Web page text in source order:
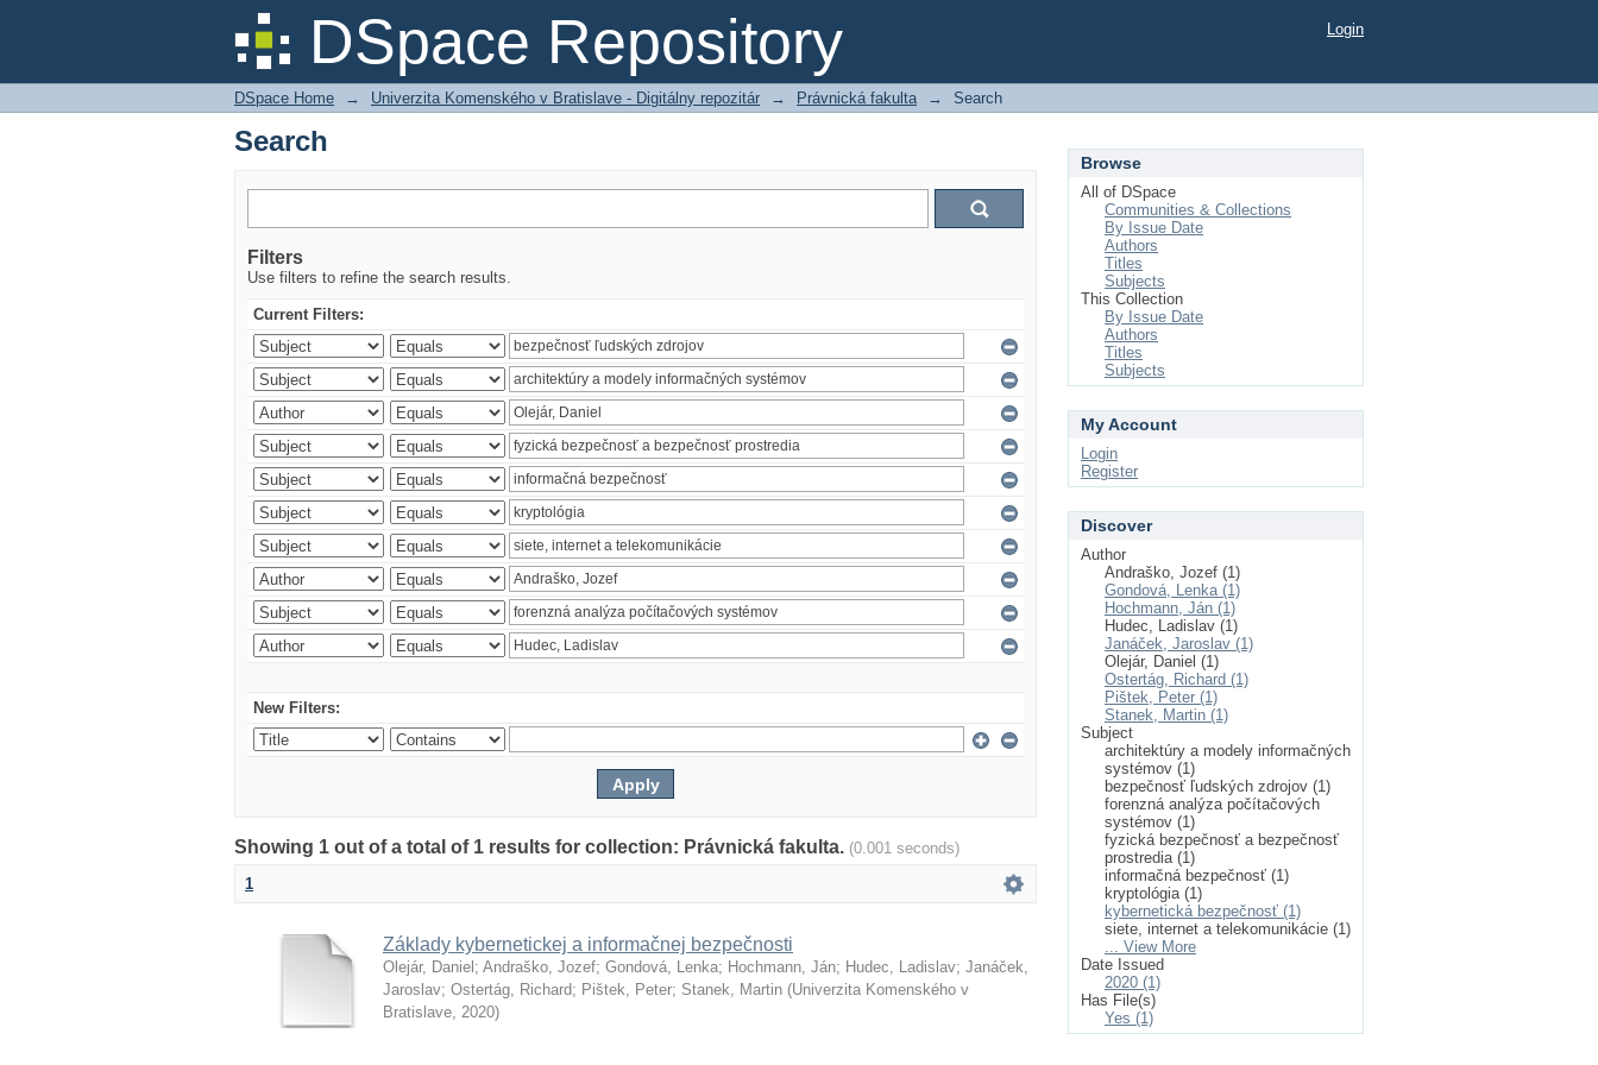
DSpace Repository
Search Login
DSpace Home → Univerzita Komenského v Bratislave - Digitálny repozitár → Právnická fakulta → Search
Search
Filters
Use filters to refine the search results.
Current Filters:
New Filters:
Showing 1 out of a total of 1 results for collection: Právnická fakulta. (0.001 seconds)
1
Základy kybernetickej a informačnej bezpečnosti
Olejár, Daniel ; Andraško, Jozef; Gondová, Lenka; Hochmann, Ján; Hudec, Ladislav; Janáček,
Jaroslav; Ostertág, Richard; Pištek, Peter; Stanek, Martin (Univerzita Komenského v
Bratislave, 2020)
Browse
All of DSpace
Communities & Collections
By Issue Date
Authors
Titles
Subjects
This Collection
By Issue Date
Authors
Titles
Subjects
My Account
Login
Register
Discover
Author
Andraško, Jozef (1)
Gondová, Lenka (1)
Hochmann, Ján (1)
Hudec, Ladislav (1)
Janáček, Jaroslav (1)
Olejár, Daniel (1)
Ostertág, Richard (1)
Pištek, Peter (1)
Stanek, Martin (1)
Subject
architektúry a modely informačných
systémov (1)
bezpečnosť ľudských zdrojov (1)
forenzná analýza počítačových
systémov (1)
fyzická bezpečnosť a bezpečnosť
prostredia (1)
informačná bezpečnosť (1)
kryptológia (1)
kybernetická bezpečnosť (1)
siete, internet a telekomunikácie (1)
... View More
Date Issued
2020 (1)
Has File(s)
Yes (1)